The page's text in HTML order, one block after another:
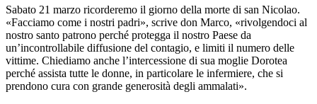
Sabato 21 marzo ricorderemo il giorno della morte di san Nicolao.
«Facciamo come i nostri padri», scrive don Marco, «rivolgendoci al
nostro santo patrono perché protegga il nostro Paese da
un’incontrollabile diffusione del contagio, e limiti il numero delle
vittime. Chiediamo anche l’intercessione di sua moglie Dorotea
perché assista tutte le donne, in particolare le infermiere, che si
prendono cura con grande generosità degli ammalati».